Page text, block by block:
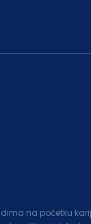
na početku